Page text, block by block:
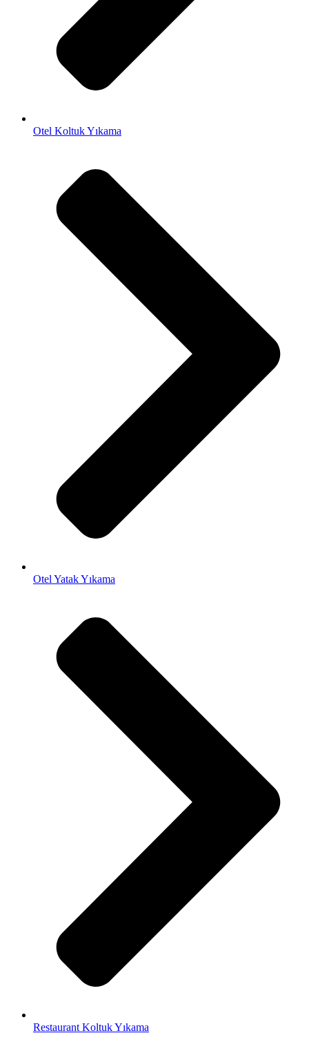
Otel Koltuk Yıkama
Otel Yatak Yıkama
Restaurant Koltuk Yıkama